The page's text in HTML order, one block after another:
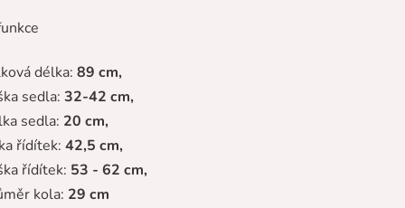
délka: 89 cm,
sedla: 32-42 cm,
sedla: 20 cm,
řídítek: 42,5 cm,
řídítek: 53 - 62 cm,
kola: 29 cm